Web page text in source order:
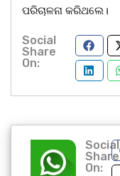
ପରିଚାଳନା କରିଥଲେ।
Social
Share
On:
Social
Share
On: